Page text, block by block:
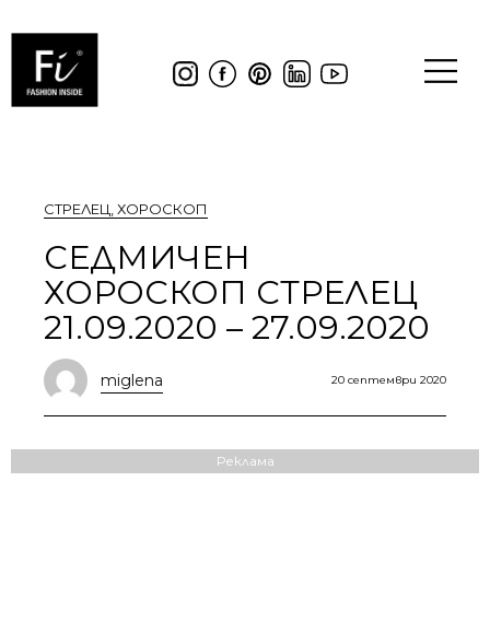
СТРЕЛЕЦ ХОРОСКОП
СЕДМИЧЕН
ХОРОСКОП СТРЕЛЕЦ
21.09.2020 – 27.09.2020
miglena 20 септември 2020
Реклама